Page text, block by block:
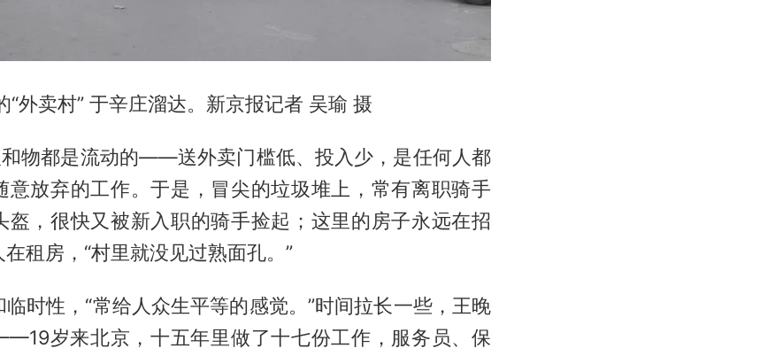
外卖村” 于辛庄溜达。新京报记者 吴瑜 摄
和物都是流动的——送外卖门槛低、投入少，是任何人都
意放弃的工作。于是，冒尖的垃圾堆上，常有离职骑手
盔，很快又被新入职的骑手捡起；这里的房子永远在招
租房，“村里就没见过熟面孔。”
时性，“常给人众生平等的感觉。”时间拉长一些，王晚
岁来北京，十五年里做了十七份工作，服务员、保